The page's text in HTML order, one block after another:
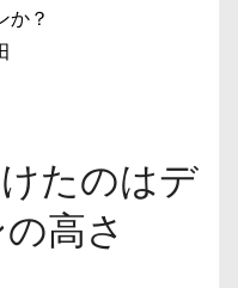
か？
たのはデ
高さ